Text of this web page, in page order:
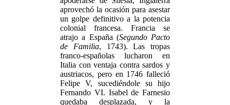
aprovechó la ocasión para asestar
un golpe definitivo a la potencia
colonial francesa. Francia se
atrajo a España (Segundo Pacto
de Familia, 1743). Las tropas
franco-españolas lucharon en
Italia con ventaja contra sardos y
austriacos, pero en 1746 falleció
Felipe V, sucediéndole su hijo
Fernando VI. Isabel de Farnesio
quedaba desplazada, y la